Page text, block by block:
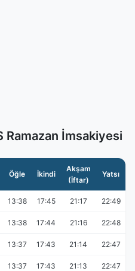
Ramazan İmsakiyesi
Öğle İkindi
Akşam
(İftar)
Yatsı
13:38 17:45 21:17 22:49
13:38 17:44 21:16 22:48
13:37 17:43 21:14 22:47
13:37 17:43 21:13 22:47